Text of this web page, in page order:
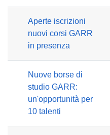
Aperte iscrizioni
nuovi corsi GARR
in presenza
Nuove borse di
studio GARR:
un'opportunità per
10 talenti